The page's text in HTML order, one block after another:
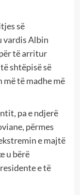
së
vardis Albin
të arritur
shtëpisë së
më të madhe më
pa e ndjerë
përmes
e majtë
u bërë
e të